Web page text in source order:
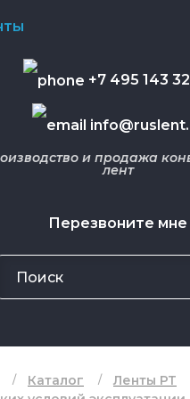
+7 495 143
Перезвоните мне
и продажа
лент
Каталог
Ленты РТ